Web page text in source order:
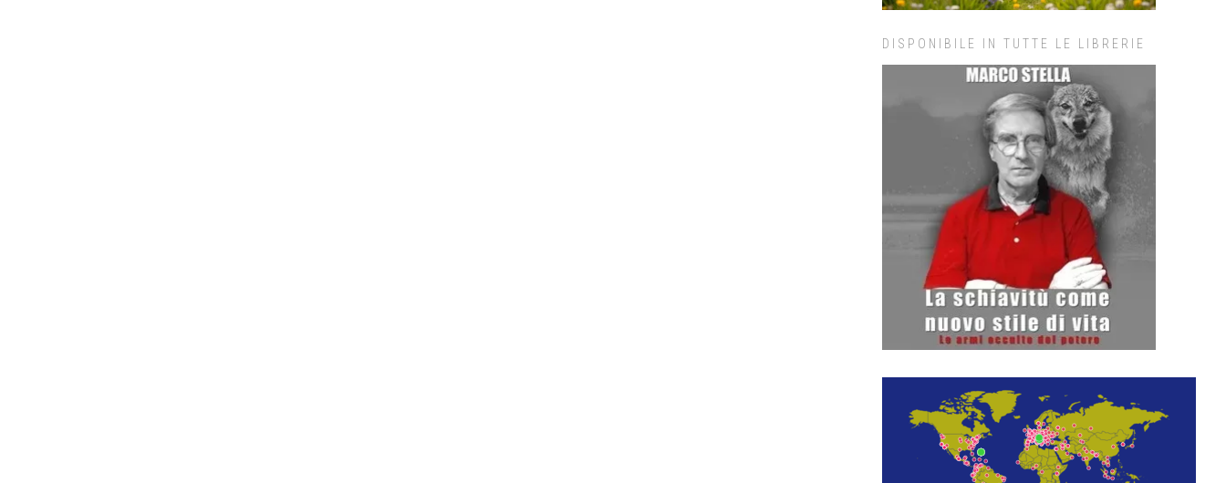
DISPONIBILE IN TUTTE LE LIBRERIE